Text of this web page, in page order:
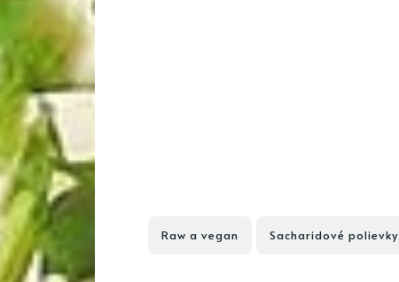
Raw a vegan Sacharidové polievky